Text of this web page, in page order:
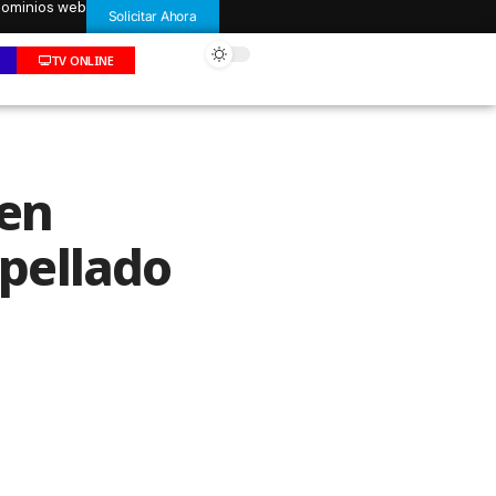
web Solicitar Ahora
TV ONLINE